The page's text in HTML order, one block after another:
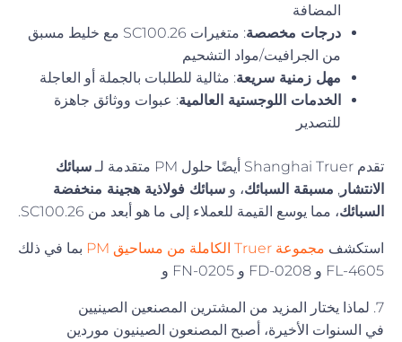
المضافة
درجات مخصصة
: متغيرات SC100.26 مع خليط مسبق
من الجرافيت/مواد التشحيم
مهل زمنية سريعة: مثالية للطلبات بالجملة أو العاجلة
الخدمات اللوجستية العالمية: عبوات ووثائق جاهزة
للتصدير
تقدم Shanghai Truer أيضًا حلول PM متقدمة لـ
سبائك
الانتشار , مسبقة السبائك، و سبائك فولاذية هجينة منخفضة
السبائك، مما يوسع القيمة للعملاء إلى ما هو أبعد من SC100.26.
استكشف مجموعة Truer الكاملة من مساحيق PM
بما في ذلك
FL-4605 و FD-0208 و FN-0205 و
7. لماذا يختار المزيد من المشترين المصنعين الصينيين
في السنوات الأخيرة، أصبح المصنعون الصينيون موردين